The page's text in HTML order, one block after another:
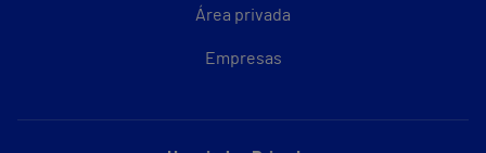
Área privada
Empresas